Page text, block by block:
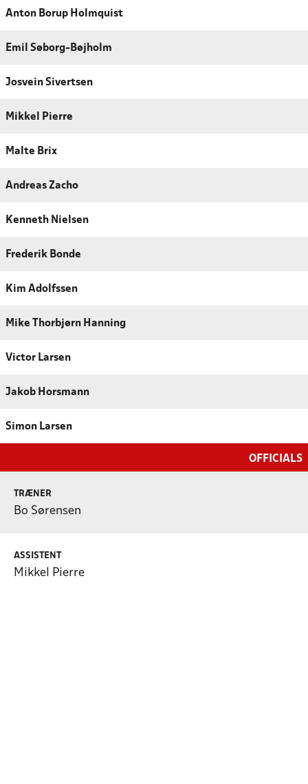
Anton Borup Holmquist
Emil Søborg-Bøjholm
Josvein Sivertsen
Mikkel Pierre
Malte Brix
Andreas Zacho
Kenneth Nielsen
Frederik Bonde
Kim Adolfssen
Mike Thorbjørn Hanning
Victor Larsen
Jakob Horsmann
Simon Larsen
OFFICIALS
TRÆNER
Bo Sørensen
ASSISTENT
Mikkel Pierre